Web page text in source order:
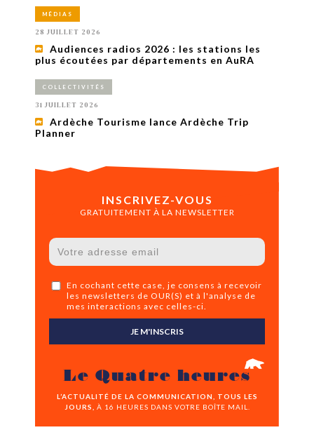
MÉDIAS
28 JUILLET 2026
Audiences radios 2026 : les stations les
plus écoutées par départements en AuRA
COLLECTIVITÉS
31 JUILLET 2026
Ardèche Tourisme lance Ardèche Trip
Planner
INSCRIVEZ-VOUS
GRATUITEMENT À LA NEWSLETTER
En cochant cette case, je consens à recevoir
les newsletters de OUR(S) et à l'analyse de
mes interactions avec celles-ci.
JE M'INSCRIS
Le Quatre heures
L’ACTUALITÉ DE LA COMMUNICATION, TOUS LES
JOURS,
À 16 HEURES DANS VOTRE BOÎTE MAIL.